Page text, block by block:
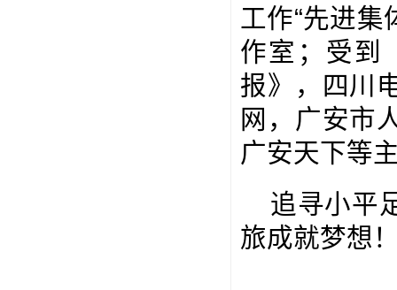
工作“先进集
作室；受到
报》，四川
网，广安市
广安天下等
追寻小平
旅成就梦想